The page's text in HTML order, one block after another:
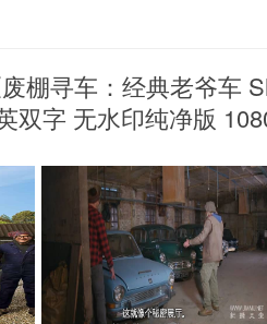
棚寻车：经典老爷车
双字 无水印纯净版